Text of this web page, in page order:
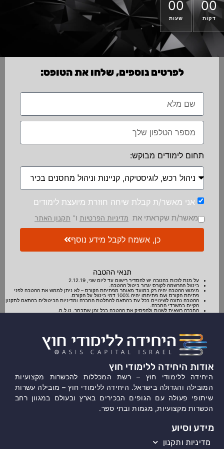
00
שעות
00
דקות
לפרטים נוספים, שלחו את הטופס:
תחום לימודים מבוקש:
אני מאשר/ת קבלת שיחה חוזרת מיועצת לימודים
מאשר/ת שקראתי את מדיניות הפרטיות ו־ תקנון האתר
כן, אשמח לקבל מידע נוסף
תנאי ההטבה
על מנת לזכות בהטבה יש להסדיר רישום עד ליום שני, 2.12.19
ביטול ההרשמה לקורס יגרור ביטול ההטבה.
מימוש ההטבה יהיה רק במועד מאוחר מפתיחת הקורס – לא ניתן לממש את ההטבה לפני
פתיחת הקורס ועם פתיחתו יהיה 100% דמי ביטול על הקורס.
ההטבה נתונה לשינויים בכל עת בהתאם להחלטת החברה ומדיניות הביטולים בהתאם לתקנון
הקיים במשרדי החברה.
החברה רשאית לשנות ולהפסיק את ההטבה בכל זמן שתבחר. ט.ל.ח.
אודות היחידה ללימודי חוץ
היחידה ללימודי חוץ – רשת המכללות להכשרות מקצועיות
המובילה והגדולה בישראל. היחידה ללימודי חוץ – מובילה עשרות
שיתופי פעולה עם הגופים הבכירים בארץ ובעולם במגוון רחב
הכשרות מקצועיות, מגמות ובתי ספר.
מידע וסיוע
מדיניות ותקנון